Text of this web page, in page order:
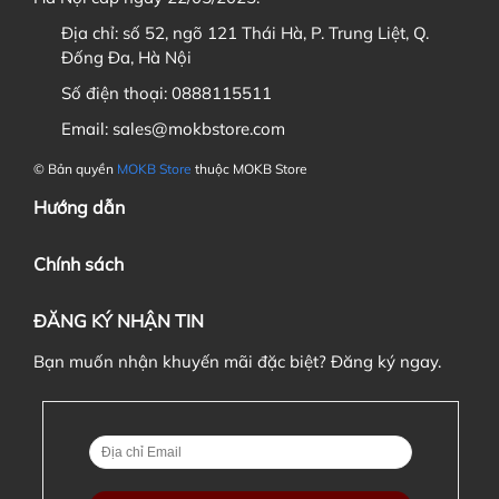
6. Nếu đặt cọc đơn hàng thì khi nào tôi phải thanh toán
nốt đơn hàng ?
7. Tôi có được chuyển đơn hàng này cho người khác nếu
có nhu cầu không?
Địa chỉ: số 52, ngõ 121 Thái Hà, P. Trung Liệt, Q.
Đống Đa, Hà Nội
Số điện thoại: 0888115511
Email: sales@mokbstore.com
© Bản quyền MOKB Store thuộc MOKB Store
Hướng dẫn
Chính sách
ĐĂNG KÝ NHẬN TIN
Bạn muốn nhận khuyến mãi đặc biệt? Đăng ký ngay.